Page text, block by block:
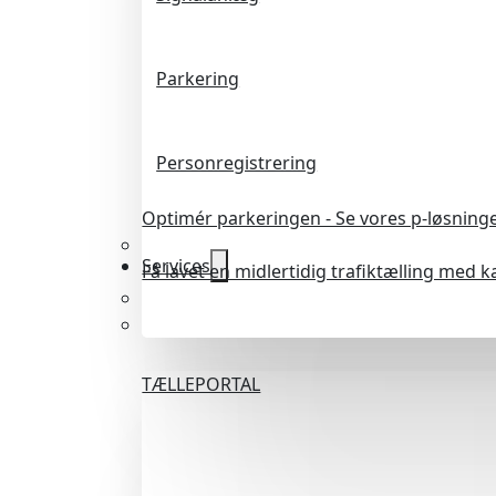
Parkering
Personregistrering
Optimér parkeringen - Se vores p-
Få lavet en midlertidig trafiktælling med
Services
TÆLLEPORTAL